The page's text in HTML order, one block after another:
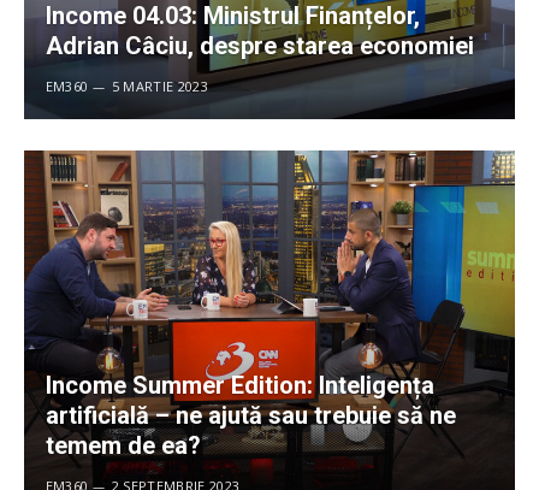
Income 04.03: Ministrul Finanțelor,
Adrian Câciu, despre starea economiei
EM360 5 MARTIE 2023
Income Summer Edition: Inteligența
artificială – ne ajută sau trebuie să ne
temem de ea?
EM360 2 SEPTEMBRIE 2023